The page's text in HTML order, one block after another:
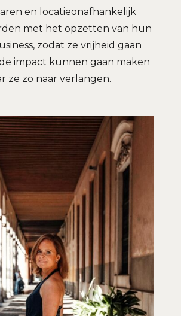
en locatieonafhankelijk
met het opzetten van hun
zodat ze vrijheid gaan
impact kunnen gaan maken
ze zo naar verlangen.